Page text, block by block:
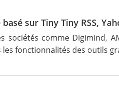
sur Tiny Tiny RSS,
sociétés comme Digimind,
les fonctionnalités des outils